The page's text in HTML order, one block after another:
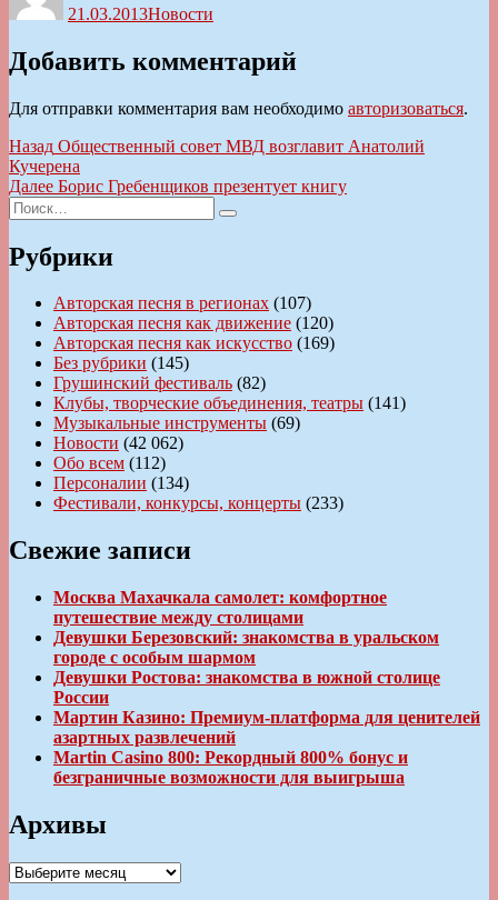
21.03.2013Новости
Добавить комментарий
Для отправки комментария вам необходимо авторизоваться.
Навигация
по
записям
Назад Предыдущая
запись:
Общественный совет МВД возглавит Анатолий
Кучерена
Далее Следующая
Борис Гребенщиков презентует книгу
Искать:
Поиск
Рубрики
Авторская песня в регионах (107)
Авторская песня как движение (120)
Авторская песня как искусство (169)
Без рубрики (145)
Грушинский фестиваль (82)
Клубы, творческие объединения, театры (141)
Музыкальные инструменты (69)
Новости (42 062)
Обо всем (112)
Персоналии (134)
Фестивали, конкурсы, концерты (233)
Свежие записи
Москва Махачкала самолет: комфортное
путешествие между столицами
Девушки Березовский: знакомства в уральском
городе с особым шармом
Девушки Ростова: знакомства в южной столице
России
Мартин Казино: Премиум-платформа для ценителей
азартных развлечений
Martin Casino 800: Рекордный 800% бонус и
безграничные возможности для выигрыша
Архивы
Архивы